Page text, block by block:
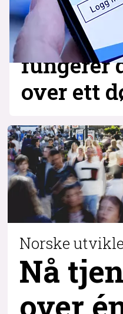
fungerer
over ett
Norske
Nå
over